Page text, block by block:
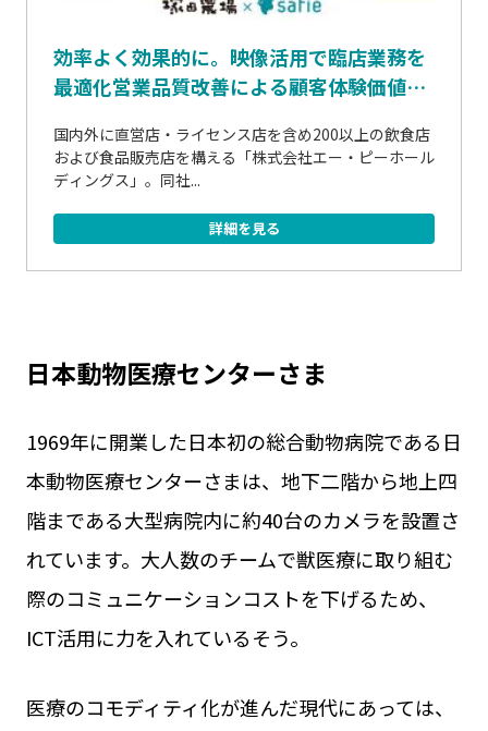
効率よく効果的に。映像活用で臨店業務を
最適化営業品質改善による顧客体験価値の
国内外に直営店・ライセンス店を含め200以上の飲食店
および食品販売店を構える「株式会社エー・ピーホール
ディングス」。同社...
詳細を見る
日本動物医療センターさま
1969年に開業した日本初の総合動物病院である日
本動物医療センターさまは、地下二階から地上四
階まである大型病院内に約40台のカメラを設置さ
れています。大人数のチームで獣医療に取り組む
際のコミュニケーションコストを下げるため、
ICT活用に力を入れているそう。
医療のコモディティ化が進んだ現代にあっては、